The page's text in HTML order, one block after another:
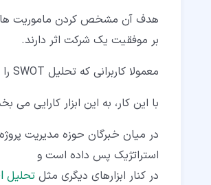
هدف آن مشخص کردن ماموریت
بر موفقیت یک شرکت اثر دارند.
معمولا کاربرانی که تحلیل SWOT را به کار می برند، از پرسش و پاسخ برای تولید اطلاعات معنادار در هر زمینه استفاده می کنند.
با این کار، به این ابزار کارایی
در میان خبرگان حوزه مدیریت
استراتژیک پس داده است و
در کنار ابزارهای دیگری مثل تحلیل Pestel